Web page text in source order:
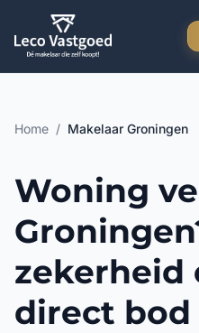
Ga direct naar inhoud
Home / Makelaar Groningen
Woning
zekerheid
direct bod